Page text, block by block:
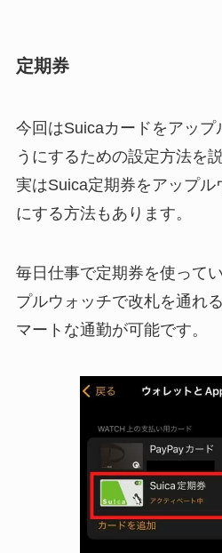
定期券
今回はSuicaカードをアップ
うにするための設定方法を
実はSuica定期券をアップル
にする方法もあります。
毎日仕事で定期券を使って
プルウォッチで改札を通れ
マートな通勤が可能です。